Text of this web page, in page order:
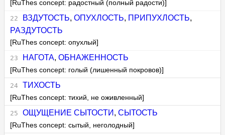
[RuThes concept: радостный (полный радости)]
ВЗДУТОСТЬ, ОПУХЛОСТЬ, ПРИПУХЛОСТЬ,
РАЗДУТОСТЬ
[RuThes concept: опухлый]
НАГОТА, ОБНАЖЕННОСТЬ
[RuThes concept: голый (лишенный покровов)]
ТИХОСТЬ
[RuThes concept: тихий, не оживленный]
ОЩУЩЕНИЕ СЫТОСТИ , СЫТОСТЬ
[RuThes concept: сытый, неголодный]